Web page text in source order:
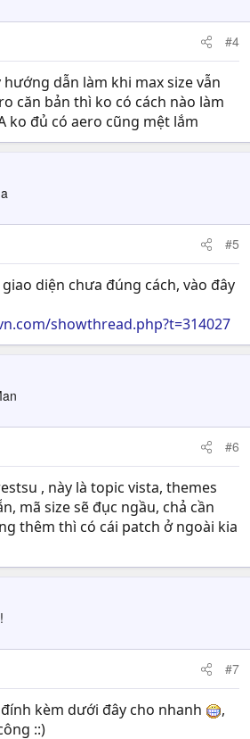
#4
dẫn làm khi max size vẫn
căn bản thì ko có cách nào làm
ko đủ có aero cũng mệt lắm
#5
diện chưa đúng cách, vào đây
showthread.php?t=314027
#6
, này là topic vista, themes
mã size sẽ đục ngầu, chả cần
thêm thì có cái patch ở ngoài kia
#7
kèm dưới đây cho nhanh
,
::)